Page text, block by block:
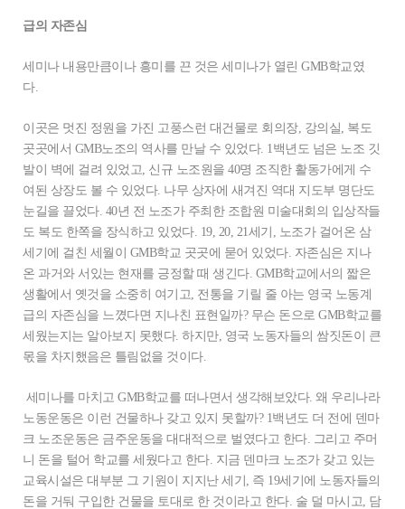
급의 자존심
세미나 내용만큼이나 흥미를 끈 것은 세미나가 열린 GMB학교였
다.
이곳은 멋진 정원을 가진 고풍스런 대건물로 회의장, 강의실, 복도
곳곳에서 GMB노조의 역사를 만날 수 있었다. 1백년도 넘은 노조 깃
발이 벽에 걸려 있었고, 신규 노조원을 40명 조직한 활동가에게 수
여된 상장도 볼 수 있었다. 나무 상자에 새겨진 역대 지도부 명단도
눈길을 끌었다. 40년 전 노조가 주최한 조합원 미술대회의 입상작들
도 복도 한쪽을 장식하고 있었다. 19, 20, 21세기, 노조가 걸어온 삼
세기에 걸친 세월이 GMB학교 곳곳에 묻어 있었다. 자존심은 지나
온 과거와 서있는 현재를 긍정할 때 생긴다. GMB학교에서의 짧은
생활에서 옛것을 소중히 여기고, 전통을 기릴 줄 아는 영국 노동계
급의 자존심을 느꼈다면 지나친 표현일까? 무슨 돈으로 GMB학교를
세웠는지는 알아보지 못했다. 하지만, 영국 노동자들의 쌈짓돈이 큰
몫을 차지했음은 틀림없을 것이다.
세미나를 마치고 GMB학교를 떠나면서 생각해보았다. 왜 우리나라
노동운동은 이런 건물하나 갖고 있지 못할까? 1백년도 더 전에 덴마
크 노조운동은 금주운동을 대대적으로 벌였다고 한다. 그리고 주머
니 돈을 털어 학교를 세웠다고 한다. 지금 덴마크 노조가 갖고 있는
교육시설은 대부분 그 기원이 지지난 세기, 즉 19세기에 노동자들의
돈을 거둬 구입한 건물을 토대로 한 것이라고 한다. 술 덜 마시고, 담